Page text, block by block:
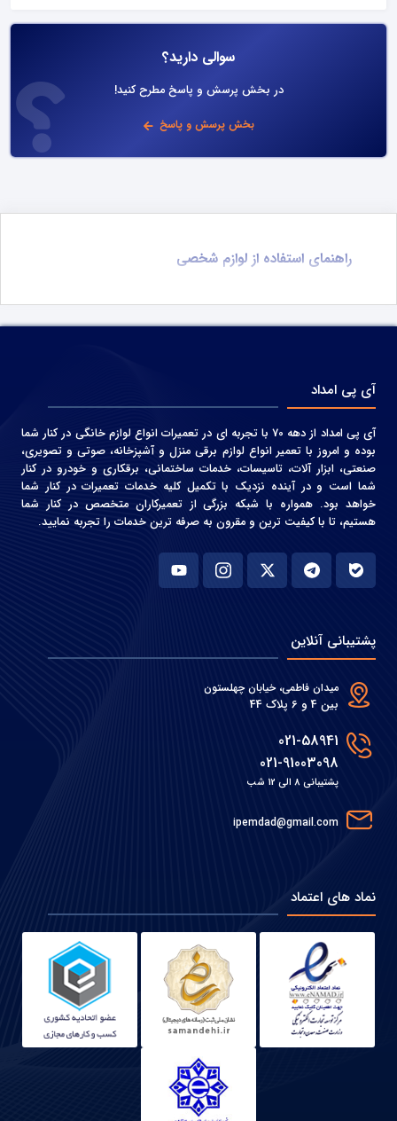
سوالی دارید؟
در بخش پرسش و پاسخ مطرح کنید!
بخش پرسش و پاسخ
راهنمای استفاده از لوازم شخصی
آی پی امداد
آی پی امداد از دهه 70 با تجربه ای در تعمیرات انواع لوازم خانگی در کنار شما
بوده و امروز با تعمیر انواع لوازم برقی منزل و آشپزخانه، صوتی و‌ تصویری،
صنعتی، ابزار آلات، تاسیسات، خدمات ساختمانی، برقکاری و خودرو در کنار
شما است و در آینده نزدیک با تکمیل کلیه خدمات تعمیرات در کنار شما
خواهد بود. همواره با شبکه بزرگی از تعمیرکاران متخصص در کنار شما
هستیم، تا با کیفیت ترین و مقرون به صرفه ترین خدمات را تجربه نمایید.
پشتیبانی آنلاین
میدان فاطمی، خیابان چهلستون
بین 4 و 6 پلاک 44
021-58941
021-91003098
پشتیبانی 8 الی 12 شب
ipemdad@gmail.com
نماد های اعتماد